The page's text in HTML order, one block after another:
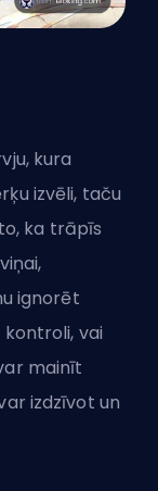
kura
izvēli, taču
ka trāpīs
ignorēt
vai
mainīt
izdzīvot un